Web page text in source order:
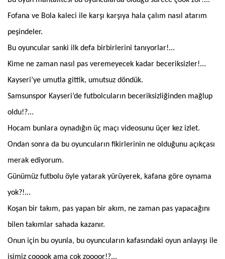
Fofana ve Bola kaleci ile karşı karşıya hala çalım nasıl atarım
peşindeler.
Bu oyuncular sanki ilk defa birbirlerini tanıyorlar!...
Kime ne zaman nasıl pas veremeyecek kadar beceriksizler!...
Kayseri’ye umutla gittik, umutsuz döndük.
Samsunspor Kayseri’de futbolcuların beceriksizliğinden mağlup
oldu!?...
Hocam bunlara oynadığın üç maçı videosunu üçer kez izlet.
Ondan sonra da bu oyuncuların fikirlerinin ne olduğunu açıkçası
merak ediyorum.
Günümüz futbolu öyle yatarak yürüyerek, kafana göre oynama
yok?!...
Koşan bir takım, pas yapan bir akım, ne zaman pas yapacağını
bilen takımlar sahada kazanır.
Onun için bu oyunla, bu oyuncuların kafasındaki oyun anlayışı ile
işimiz çooook ama çok zoooor!?...